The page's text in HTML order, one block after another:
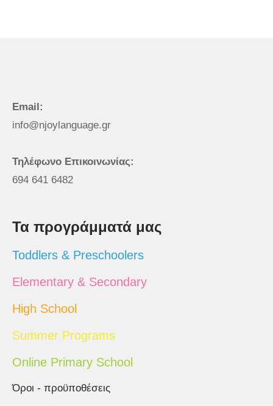
Email:
info@njoylanguage.gr
Τηλέφωνο Επικοινωνίας:
694 641 6482
Τα προγράμματά μας
Toddlers & Preschoolers
Elementary & Secondary
High School
Summer Programs
Online Primary School
Όροι - προϋποθέσεις